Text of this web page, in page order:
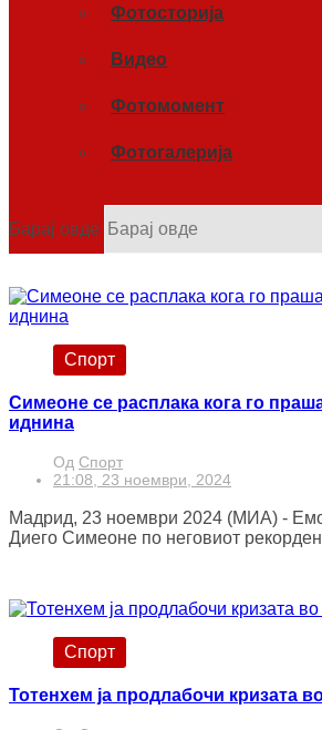
Фотосторија
Видео
Фотомомент
Фотогалерија
Барај овде
Спорт
Симеоне се расплака кога го
иднина
Од Спорт
21:08, 23 ноември, 2024
Мадрид, 23 ноември 2024 (МИА) -
Диего Симеоне по неговиот
Спорт
Тотенхем ја продлабочи кризата